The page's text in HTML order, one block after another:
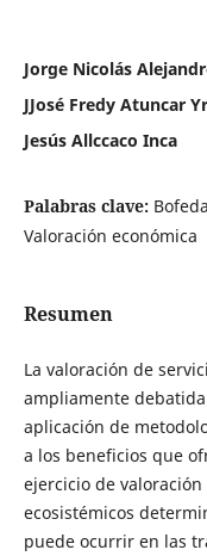
Jorge Nicolás
JJosé Fredy Atuncar
Jesús Allccaco Inca
Palabras clave:
Valoración económica
Resumen
La valoración de
ampliamente
aplicación de
a los beneficios que
ejercicio de
ecosistémicos
puede ocurrir en las